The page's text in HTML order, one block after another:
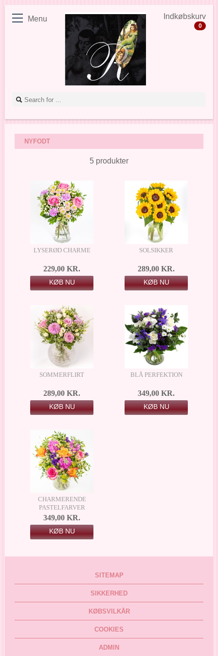
Menu Indkøbskurv
0
NYFODT
5 produkter
LYSERØD CHARME
229,00 KR.
KØB NU
SOLSIKKER
289,00 KR.
KØB NU
SOMMERFLIRT
289,00 KR.
KØB NU
BLÅ PERFEKTION
349,00 KR.
KØB NU
CHARMERENDE
PASTELFARVER
349,00 KR.
KØB NU
SITEMAP
SIKKERHED
KØBSVILKÅR
COOKIES
ADMIN